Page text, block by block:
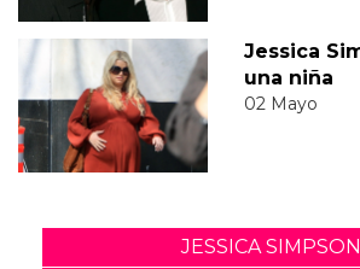
Jessica
una niña
02 Mayo
JESSICA SIMPSON